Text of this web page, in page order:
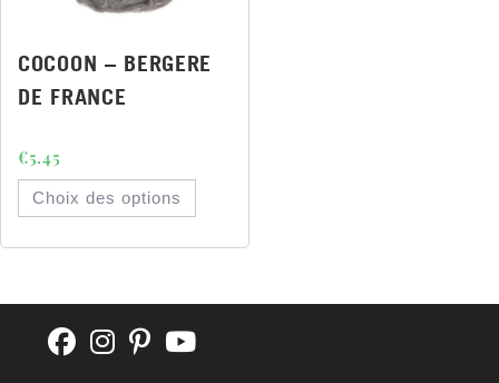
COCOON – BERGERE
DE FRANCE
€5.45
Choix des options